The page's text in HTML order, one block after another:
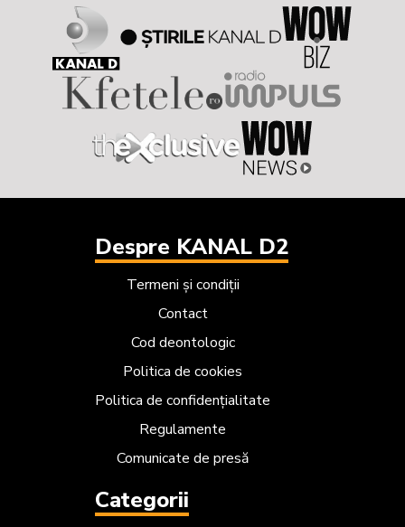
Despre KANAL D2
Termeni și condiții
Contact
Cod deontologic
Politica de cookies
Politica de confidențialitate
Regulamente
Comunicate de presă
Categorii